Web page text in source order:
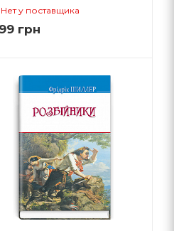
Нет у поставщика
грн